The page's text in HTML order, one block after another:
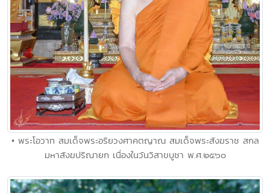
• พระโอวาท สมเด็จพระอริยวงศาคตญาณ สมเด็จพระสังฆราช สกล
มหาสังฆปริณายก เนื่องในวันวิสาขบูชา พ.ศ.๒๕๖๐